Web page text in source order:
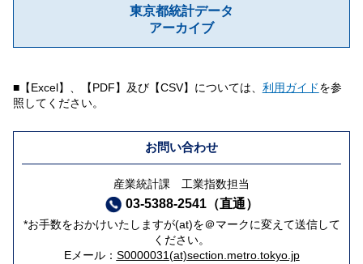
東京都統計データ
アーカイブ
■【Excel】、【PDF】及び【CSV】については、 利用ガイドを参
照してください。
お問い合わせ
産業統計課 工業指数担当
03-5388-2541（直通）
*お手数をおかけいたしますが(at)を＠マークに変えて送信して
ください。
Eメール： S0000031(at)section.metro.tokyo.jp